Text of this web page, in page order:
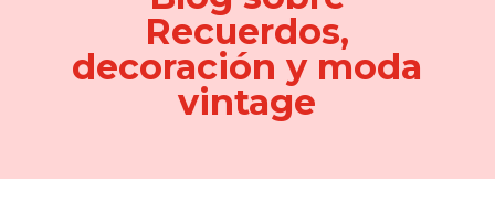
Recuerdos,
decoración y moda
vintage